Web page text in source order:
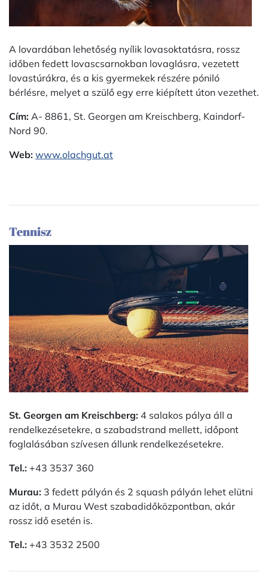
A lovardában lehetőség nyílik lovasoktatásra, rossz
időben fedett lovascsarnokban lovaglásra, vezetett
lovastúrákra, és a kis gyermekek részére póniló
bérlésre, melyet a szülő egy erre kiépített úton vezethet.
Cím: A- 8861, St. Georgen am Kreischberg, Kaindorf-
Nord 90.
Web: www.olachgut.at
Tennisz
St. Georgen am Kreischberg: 4 salakos pálya áll a
rendelkezésetekre, a szabadstrand mellett, időpont
foglalásában szívesen állunk rendelkezésetekre.
Tel.: +43 3537 360
Murau: 3 fedett pályán és 2 squash pályán lehet elütni
az időt, a Murau West szabadidőközpontban, akár
rossz idő esetén is.
Tel.: +43 3532 2500